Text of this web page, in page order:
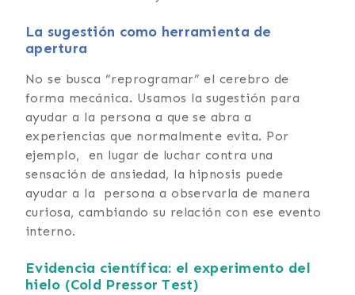
La sugestión como herramienta de
apertura
No se busca “reprogramar” el cerebro de
forma mecánica. Usamos la sugestión para
ayudar a la persona a que se abra a
experiencias que normalmente evita. Por
ejemplo, en lugar de luchar contra una
sensación de ansiedad, la hipnosis puede
ayudar a la persona a observarla de manera
curiosa, cambiando su relación con ese evento
interno.
Evidencia científica: el experimento del
hielo (Cold Pressor Test)